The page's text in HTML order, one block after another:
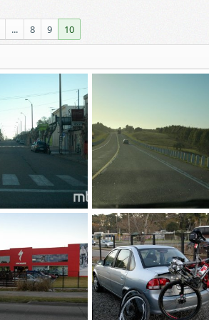
... 8 9 10
_DSC4798
Skylined
20 Feb 2015
0
0